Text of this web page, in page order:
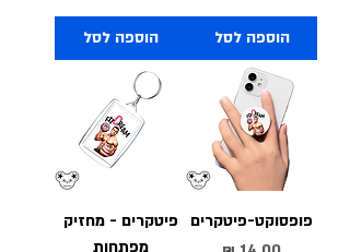
הוספה לסל הוספה לסל
פופסוקט-פיטקרים
פיטקרים - מחזיק
מפתחות